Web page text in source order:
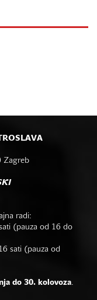
Zagreb
radi:
(pauza od 16 do
sati (pauza od
do 30. kolovoza.